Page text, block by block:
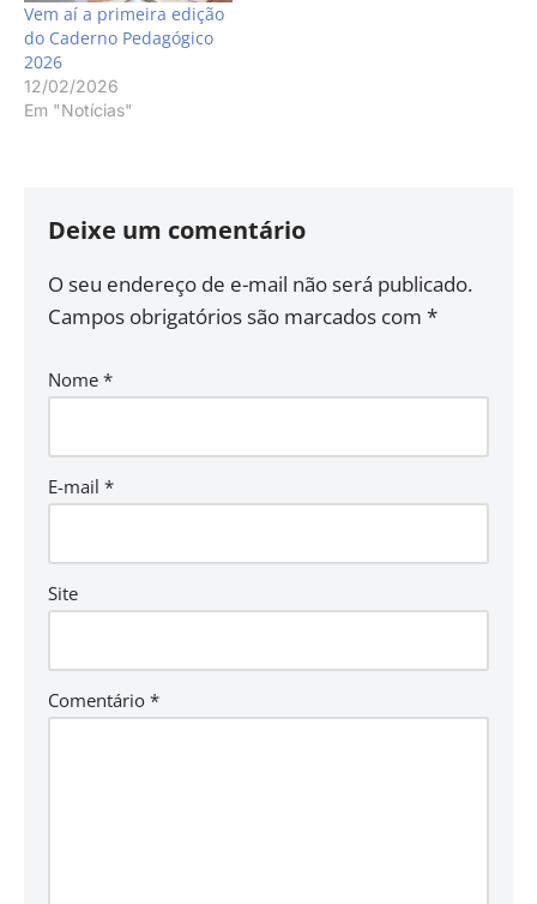
Vem aí a primeira edição
do Caderno Pedagógico
2026
12/02/2026
Em "Notícias"
Deixe um comentário
O seu endereço de e-mail não será publicado.
Campos obrigatórios são marcados com *
Nome *
E-mail *
Site
Comentário *